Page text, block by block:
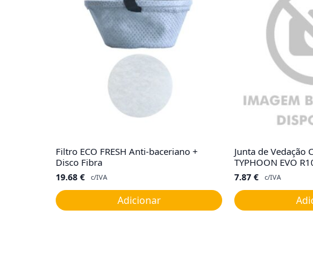
Filtro ECO FRESH Anti-baceriano +
Disco Fibra
19.68 € c/IVA
Adicionar
Junta de Vedação
TYPHOON EVO
7.87 € c/IVA